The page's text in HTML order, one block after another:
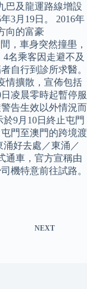
巴及龍運路線增設
3月19日。 2016年
向的富豪
，車身突然撞壆，
名乘客因走避不及
自行到診所求醫。
情擴散，宣佈包括
凌晨零時起暫停服
告生效以外情況而
9月10日終止屯門
門至澳門的跨境渡
好去處／東涌／
通車，官方宣稱由
機特意前往試路。
NEXT